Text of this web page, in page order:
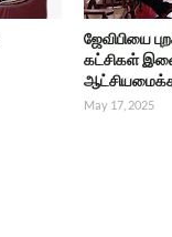
ஜேவிபியை
கட்சிகள்
May 17, 2025